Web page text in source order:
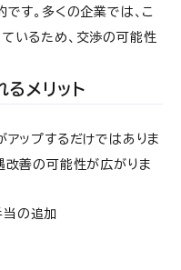
す。多くの企業では、こ
いるため、交渉の可能性
メリット
アップするだけではありま
改善の可能性が広がりま
当の追加